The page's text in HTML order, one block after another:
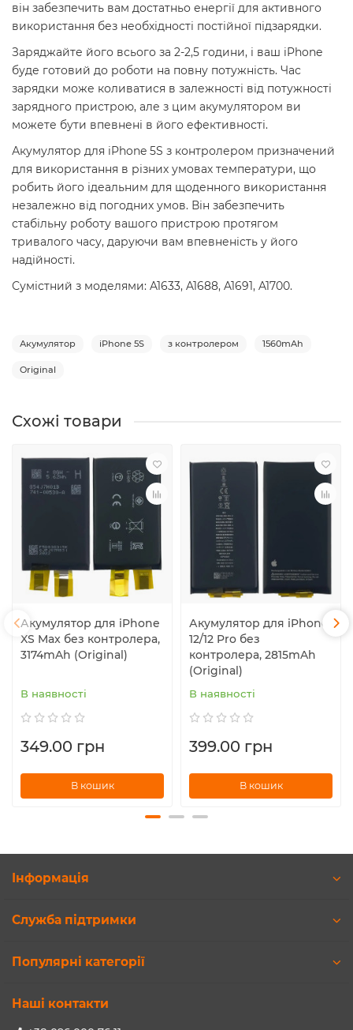
він забезпечить вам достатньо енергії для активного
використання без необхідності постійної підзарядки.
Заряджайте його всього за 2-2,5 години, і ваш iPhone
буде готовий до роботи на повну потужність. Час
зарядки може коливатися в залежності від потужності
зарядного пристрою, але з цим акумулятором ви
можете бути впевнені в його ефективності.
Акумулятор для iPhone 5S з контролером призначений
для використання в різних умовах температури, що
робить його ідеальним для щоденного використання
незалежно від погодних умов. Він забезпечить
стабільну роботу вашого пристрою протягом
тривалого часу, даруючи вам впевненість у його
надійності.
Сумістний з моделями: A1633, A1688, A1691, A1700.
Акумулятор iPhone 5S з контролером 1560mAh
Original
Схожі товари
Акумулятор для iPhone
XS Max без контролера,
3174mAh (Original)
В наявності
349.00 грн
В кошик
Акумулятор для iPhone
12/12 Pro без
контролера, 2815mAh
(Original)
В наявності
399.00 грн
В кошик
Інформація
Служба підтримки
Популярні категорії
Наші контакти